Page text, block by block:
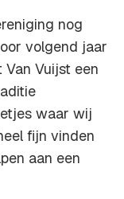
nog
volgend jaar
Vuijst een
waar wij
fijn vinden
aan een